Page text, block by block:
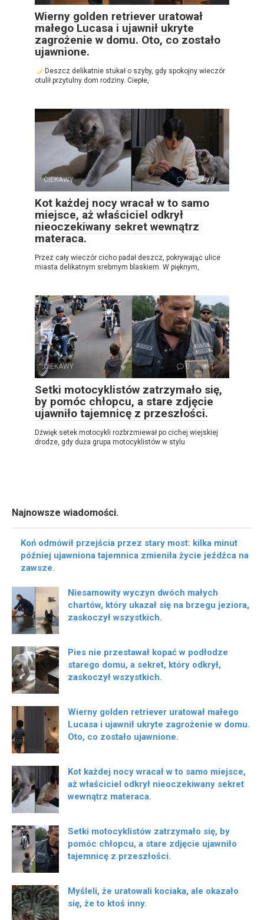
Wierny golden retriever uratował
małego Lucasa i ujawnił ukryte
zagrożenie w domu. Oto, co zostało
ujawnione.
Deszcz delikatnie stukał o szyby, gdy spokojny wieczór
otulił przytulny dom rodziny. Ciepłe,
CIEKAWY 0 0
Kot każdej nocy wracał w to samo
miejsce, aż właściciel odkrył
nieoczekiwany sekret wewnątrz
materaca.
Przez cały wieczór cicho padał deszcz, pokrywając ulice
miasta delikatnym srebrnym blaskiem. W pięknym,
CIEKAWY 0 1
Setki motocyklistów zatrzymało się,
by pomóc chłopcu, a stare zdjęcie
ujawniło tajemnicę z przeszłości.
Dźwięk setek motocykli rozbrzmiewał po cichej wiejskiej
drodze, gdy duża grupa motocyklistów w stylu
Najnowsze wiadomości.
Koń odmówił przejścia przez stary most: kilka minut
później ujawniona tajemnica zmieniła życie jeźdźca na
zawsze.
Niesamowity wyczyn dwóch małych
chartów, który ukazał się na brzegu jeziora,
zaskoczył wszystkich.
Pies nie przestawał kopać w podłodze
starego domu, a sekret, który odkrył,
zaskoczył wszystkich.
Wierny golden retriever uratował małego
Lucasa i ujawnił ukryte zagrożenie w domu.
Oto, co zostało ujawnione.
Kot każdej nocy wracał w to samo miejsce,
aż właściciel odkrył nieoczekiwany sekret
wewnątrz materaca.
Setki motocyklistów zatrzymało się, by
pomóc chłopcu, a stare zdjęcie ujawniło
tajemnicę z przeszłości.
Myśleli, że uratowali kociaka, ale okazało
się, że to ktoś inny.